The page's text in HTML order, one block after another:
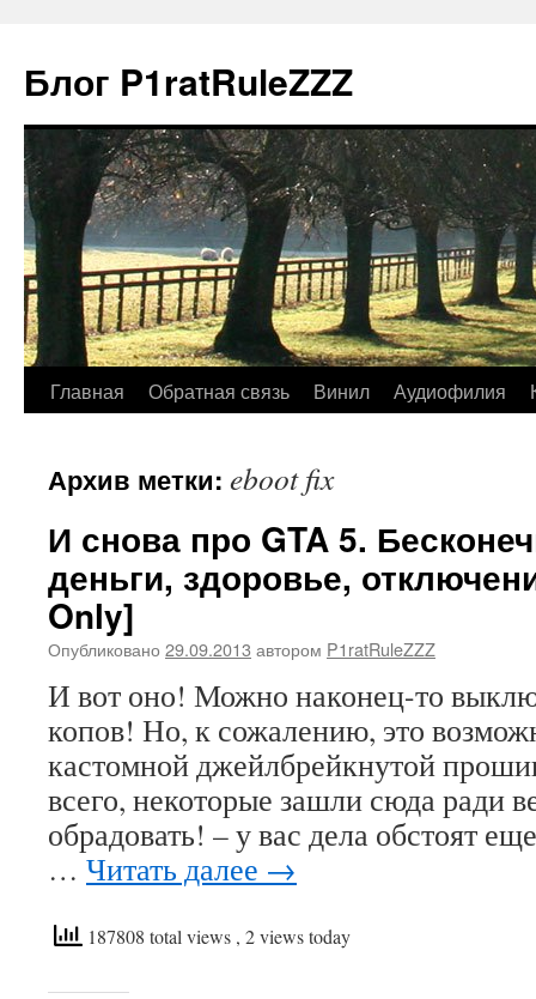
Блог P1ratRuleZZZ
Главная Обратная связь Винил Аудиофилия
Архив метки: eboot fix
И снова про GTA 5.
деньги, здоровье,
Only]
Опубликовано 29.09.2013 автором P1ratRuleZZZ
И вот оно! Можно наконец-то
копов! Но, к сожалению, это
кастомной джейлбрейкнутой
всего, некоторые зашли сюда ради
обрадовать! – у вас дела обстоят
… Читать далее →
187808 total views , 2 views today